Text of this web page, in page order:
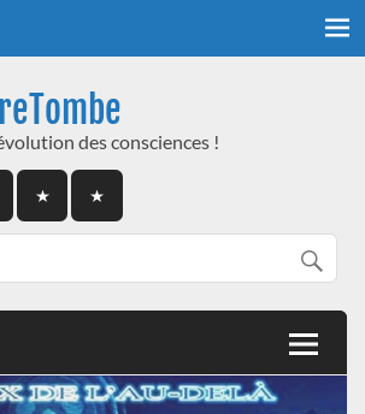
des consciences !